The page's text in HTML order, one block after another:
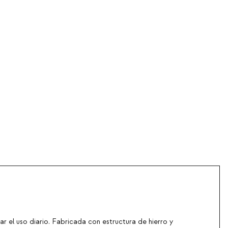
el uso diario. Fabricada con estructura de hierro y